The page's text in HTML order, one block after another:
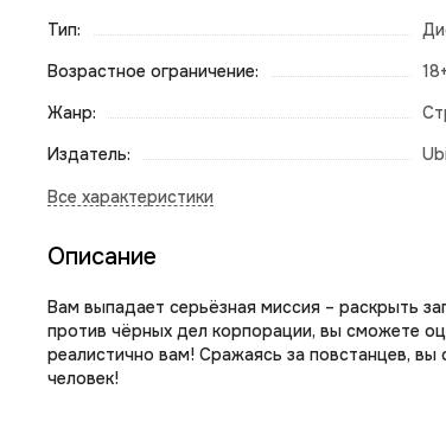
Тип:
Возрастное ограничение:
Жанр:
Издатель:
Описание
Вам выпадает серьёзная миссия – раскрыть
против чёрных дел корпорации, вы сможете
реалистично вам! Сражаясь за повстанцев,
человек!